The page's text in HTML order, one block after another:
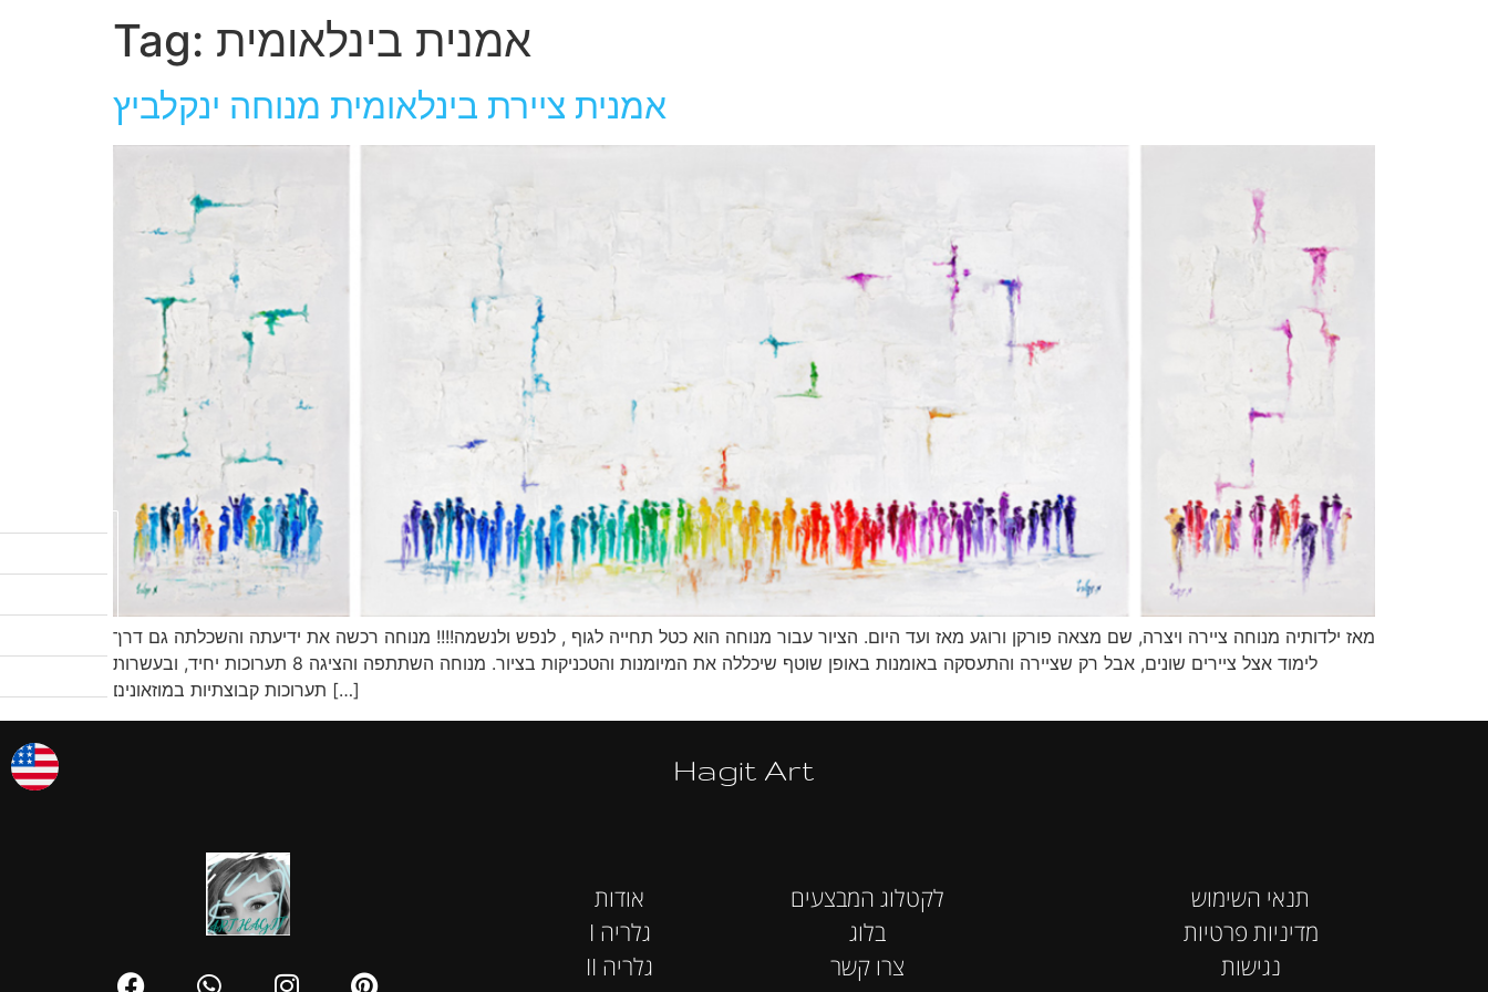
לקטלוג המבצעים
שיעורי ציור
לגלריות שלי
אודות
צרו קשר
Tag: אמנית בינלאומית
אמנית ציירת בינלאומית מנוחה ינקלביץ
מאז ילדותיה מנוחה ציירה ויצרה, שם מצאה פורקן ורוגע מאז ועד היום. הציור עבור מנוחה הוא כטל תחייה לגוף , לנפש ולנשמה!!!! מנוחה רכשה את ידיעתה והשכלתה גם דרך
לימוד אצל ציירים שונים, אבל רק שציירה והתעסקה באומנות באופן שוטף שיכללה את המיומנות והטכניקות בציור. מנוחה השתתפה והציגה 8 תערוכות יחיד, ובעשרות
תערוכות קבוצתיות במוזאונים […]
Hagit Art
אודות
I גלריה
II גלריה
לקטלוג המבצעים
בלוג
צרו קשר
תנאי השימוש
מדיניות פרטיות
נגישות